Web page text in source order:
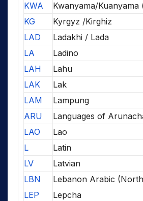
KWA
Kwanyama/Kuanyama
KG
Kyrgyz /Kirghiz
LAD
Ladakhi / Lada
LA
Ladino
LAH
Lahu
LAK
Lak
LAM
Lampung
ARU
Languages of
LAO
Lao
L
Latin
LV
Latvian
LBN
Lebanon Arabic
LEP
Lepcha